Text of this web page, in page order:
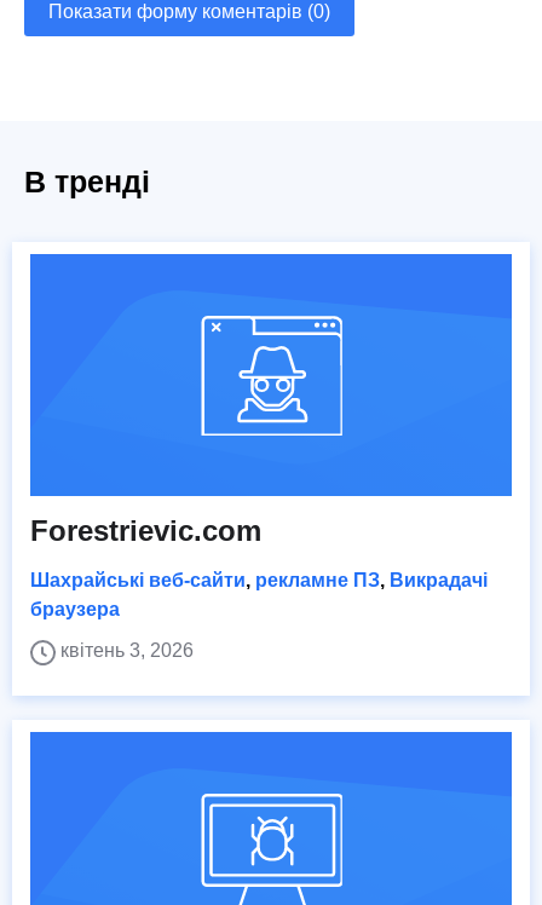
Показати форму коментарів (0)
В тренді
Forestrievic.com
Шахрайські веб-сайти, рекламне ПЗ, Викрадачі
браузера
квітень 3, 2026